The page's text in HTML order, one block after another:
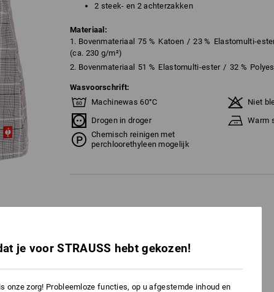
2 steek- en 2 achterzakken
Materiaal:
1. Bovenmateriaal 75 % Katoen / 23 % Elastomulti-
(ca. 230 g/m²)
2. Bovenmateriaal 51 % Elastomulti-ester / 32 %
Wasvoorschrift:
Machinewas 60°C
Niet
Drogen in droger
Warm
Chemisch reinigen met
perchloorethyleen mogelijk
Logoservice
je voor STRAUSS hebt gekozen!
onze zorg! Probleemloze functies, op u afgestemde inhoud en